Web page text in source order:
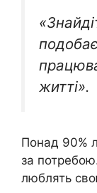
житті».
Понад 90%
за
люблять